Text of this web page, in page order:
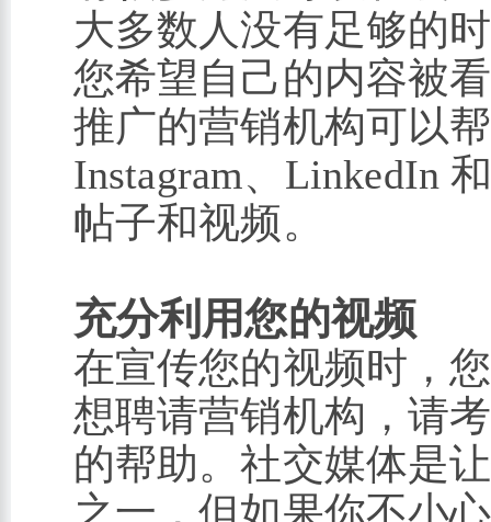
大多数人没有足够的
您希望自己的内容被
推广的营销机构可以
Instagram、LinkedIn
帖子和视频。
充分利用您的视频
在宣传您的视频时，
想聘请营销机构，请
的帮助。社交媒体是
之一，但如果你不小